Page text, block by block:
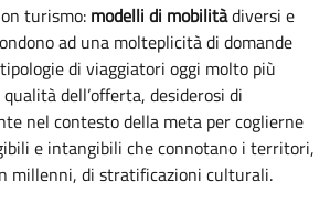
turismo: modelli di mobilitàdiversi e
ad una molteplicità di domande
di viaggiatori oggi molto più
dell’offerta, desiderosi di
nel contesto della meta per coglierne
e intangibili che connotano i territori,
millenni, di stratificazioni culturali.